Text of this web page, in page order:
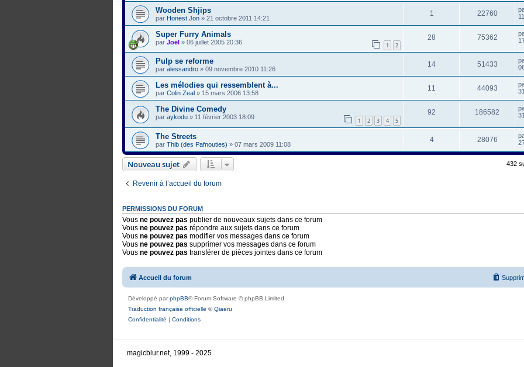
Wooden Shjips
par Honest Jon » 21 octobre 2011 14:21
1 22760
Super Furry Animals
par Joël » 06 juillet 2005 20:36 1 2
28 75362
Pulp se reforme
par alessandro » 09 novembre 2010 11:26
14 51433
Les mélodies qui ressemblent à...
par Colin Zeal » 15 mars 2006 13:58
11 44093
The Divine Comedy
par aykodu » 11 février 2003 18:09 1 2 3 4 5
92 186582
The Streets
par Thib (des Pafnouties) » 07 mars 2009 11:08
4 28076
Nouveau sujet 432
Revenir à l’accueil du forum
PERMISSIONS DU FORUM
Vous ne pouvez pas publier de nouveaux sujets dans ce forum
Vous ne pouvez pas répondre aux sujets dans ce forum
Vous ne pouvez pas modifier vos messages dans ce forum
Vous ne pouvez pas supprimer vos messages dans ce forum
Vous ne pouvez pas transférer de pièces jointes dans ce forum
Accueil du forum
Développé parphpBB® Forum Software © phpBB Limited
Traduction française officielle ©Qiaeru
Confidentialité | Conditions
magicblur.net, 1999 - 2025